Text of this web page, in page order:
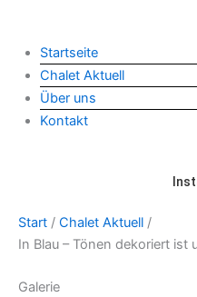
Startseite
Chalet Aktuell
Über uns
Kontakt
Start / Chalet Aktuell /
In Blau – Tönen dekoriert ist
Galerie